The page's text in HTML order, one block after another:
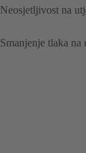
Neosjetljivost na
Smanjenje tlaka na